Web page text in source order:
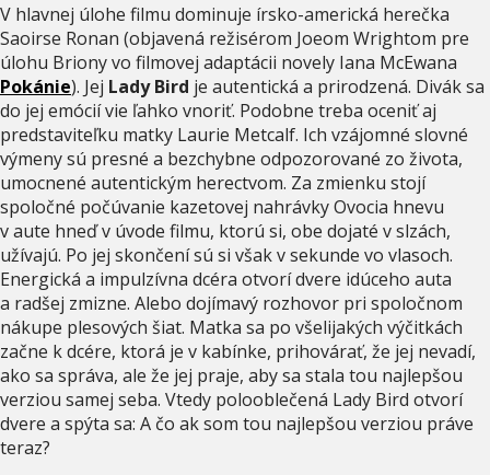
V hlavnej úlohe filmu dominuje írsko-americká herečka
Saoirse Ronan (objavená režisérom Joeom Wrightom pre
úlohu Briony vo filmovej adaptácii novely Iana McEwana
Pokánie). Jej Lady Bird je autentická a prirodzená. Divák sa
do jej emócií vie ľahko vnoriť. Podobne treba oceniť aj
predstaviteľku matky Laurie Metcalf. Ich vzájomné slovné
výmeny sú presné a bezchybne odpozorované zo života,
umocnené autentickým herectvom. Za zmienku stojí
spoločné počúvanie kazetovej nahrávky Ovocia hnevu
v aute hneď v úvode filmu, ktorú si, obe dojaté v slzách,
užívajú. Po jej skončení sú si však v sekunde vo vlasoch.
Energická a impulzívna dcéra otvorí dvere idúceho auta
a radšej zmizne. Alebo dojímavý rozhovor pri spoločnom
nákupe plesových šiat. Matka sa po všelijakých výčitkách
začne k dcére, ktorá je v kabínke, prihovárať, že jej nevadí,
ako sa správa, ale že jej praje, aby sa stala tou najlepšou
verziou samej seba. Vtedy polooblečená Lady Bird otvorí
dvere a spýta sa: A čo ak som tou najlepšou verziou práve
teraz?